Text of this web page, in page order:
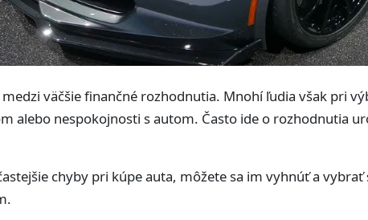
väčšie finančné rozhodnutia. Mnohí ľudia však pri
alebo nespokojnosti s autom. Často ide o rozhodnutia
chyby pri kúpe auta, môžete sa im vyhnúť a